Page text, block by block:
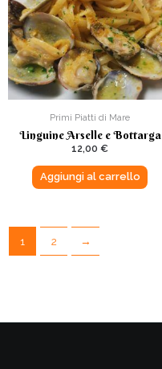
Primi Piatti di Mare
Linguine Arselle e Bottarga
12,00 €
Aggiungi al carrello
1 2 →